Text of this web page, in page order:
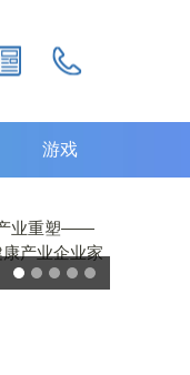
游戏